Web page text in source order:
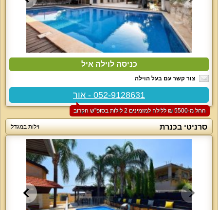
כניסה לוילה איל
צור קשר עם בעל הוילה
052-9128631 - אור
החל מ-‏5500 ₪ ללילה למזמינים 2 לילות בסופ"ש הקרוב
סרניטי בכנרת וילות במגדל